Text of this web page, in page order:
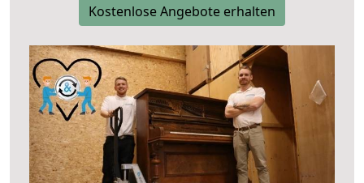
Kostenlose Angebote erhalten